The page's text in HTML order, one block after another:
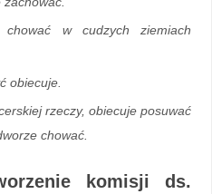
w cudzych ziemiach
obiecuje.
rzeczy, obiecuje posuwać
chować.
komisji ds.